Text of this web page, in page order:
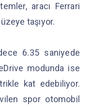
aracı Ferrari
taşıyor.
6.35 saniyede
modunda ise
kat edebiliyor.
spor otomobil